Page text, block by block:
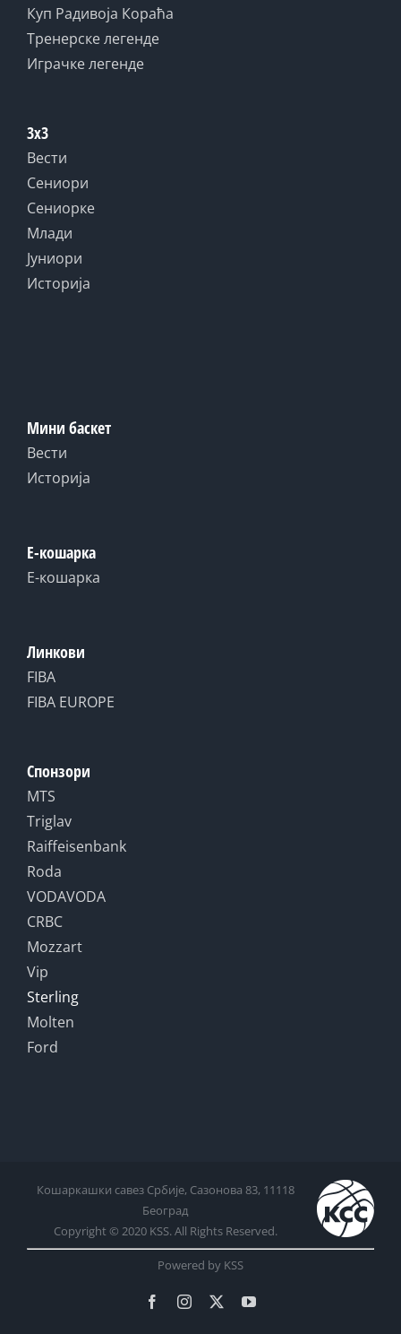
Куп Радивоја Кораћа
Тренерске легенде
Играчке легенде
3x3
Вести
Сениори
Сениорке
Млади
Јуниори
Историја
Мини баскет
Вести
Историја
Е-кошарка
Е-кошарка
Линкови
FIBA
FIBA EUROPE
Спонзори
MTS
Triglav
Raiffeisenbank
Roda
VODAVODA
CRBC
Mozzart
Vip
Sterling
Molten
Ford
Кошаркашки савез Србије, Сазонова 83, 11118
Београд
Copyright © 2020 KSS. All Rights Reserved.
Powered by KSS
FacebookInstagram YouTube